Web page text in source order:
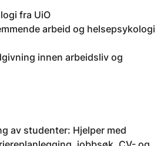
fra UiO
arbeid og helsepsykologi
innen arbeidsliv og
av studenter: Hjelper med